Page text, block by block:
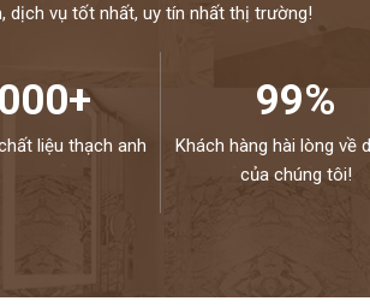
dịch vụ tốt nhất, uy tín nhất thị trường!
liệu thạch anh
99%
Khách hàng hài lòng về
của chúng tôi!